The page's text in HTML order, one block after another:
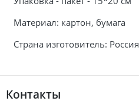
Материал: картон, бумага
Страна изготовитель: Россия
Контакты